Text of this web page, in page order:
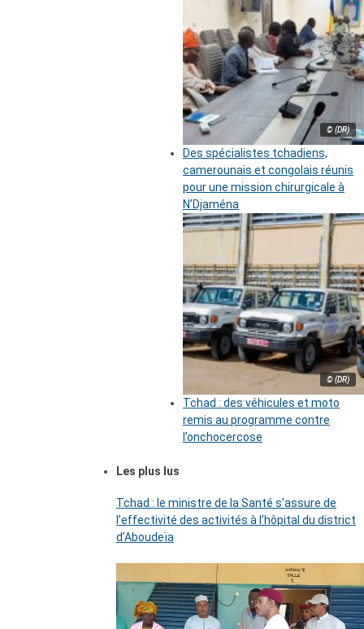
© (DR)
Des spécialistes tchadiens,
camerounais et congolais réunis
pour une mission chirurgicale à
N’Djaména
© (DR)
Tchad : des véhicules et moto
remis au programme contre
l’onchocercose
Les plus lus
Tchad : le ministre de la Santé s’assure de
l’effectivité des activités à l’hôpital du district
d’Aboudeïa